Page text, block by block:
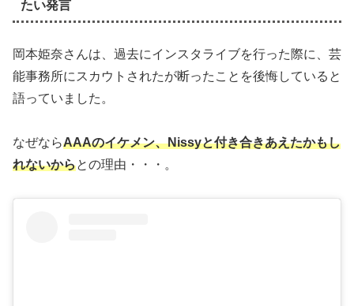
たい発言
岡本姫奈さんは、過去にインスタライブを行った際に、芸
能事務所にスカウトされたが断ったことを後悔していると
語っていました。
なぜならAAAのイケメン、Nissyと付き合きあえたかもし
れないからとの理由・・・。